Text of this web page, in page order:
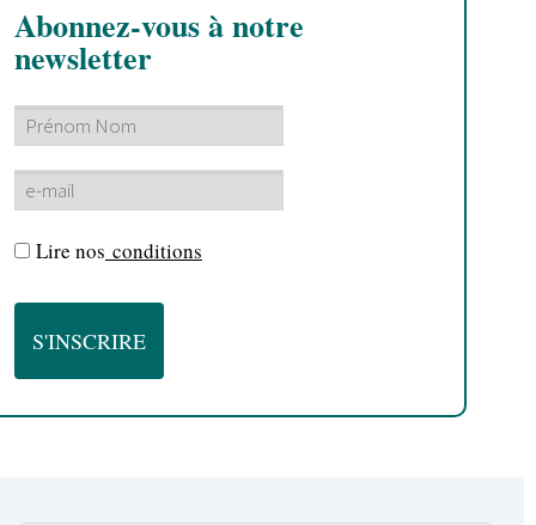
Abonnez-vous à notre
newsletter
Lire nos conditions